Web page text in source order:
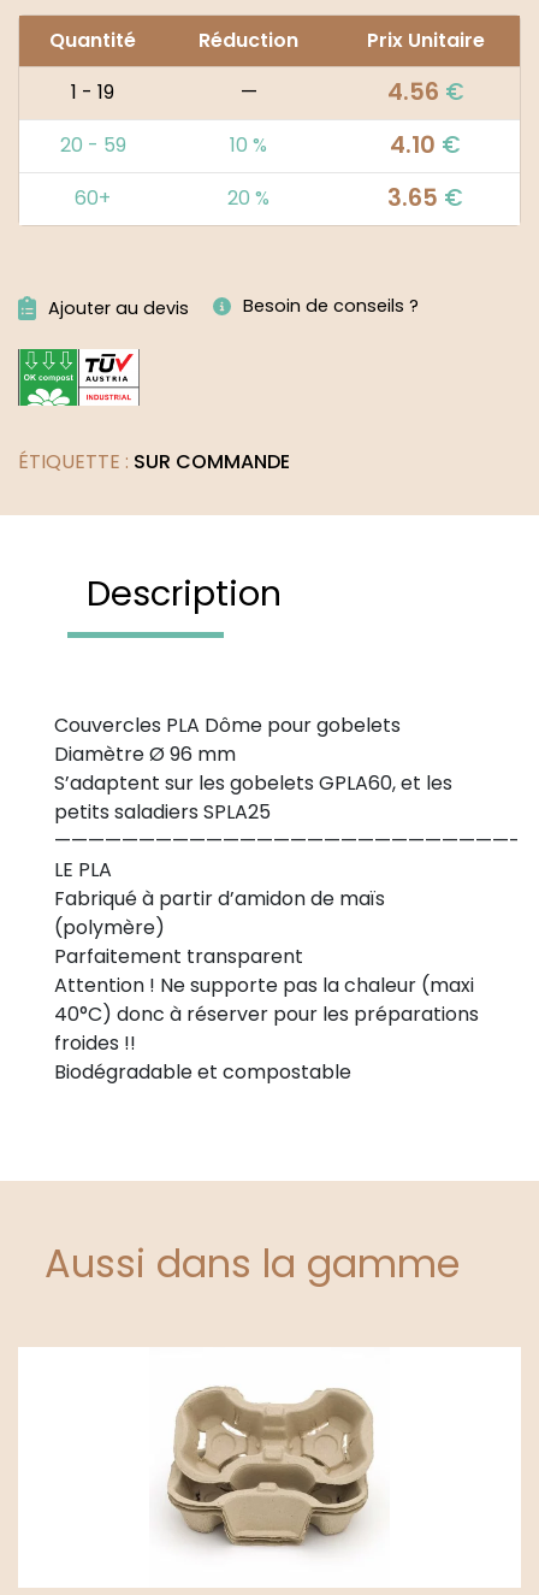
Quantité Réduction
Prix Unitaire
1 - 19
— 4.56 €
20 - 59 10 % 4.10 €
60+ 20 % 3.65 €
Ajouter au devis Besoin de conseils ?
ÉTIQUETTE : SUR COMMANDE
Description
Couvercles PLA Dôme pour gobelets
Diamètre Ø 96 mm
S’adaptent sur les gobelets GPLA60, et les
petits saladiers SPLA25
———————————————————————————-
LE PLA
Fabriqué à partir d’amidon de maïs
(polymère)
Parfaitement transparent
Attention ! Ne supporte pas la chaleur (maxi
40°C) donc à réserver pour les préparations
froides !!
Biodégradable et compostable
Aussi dans la gamme